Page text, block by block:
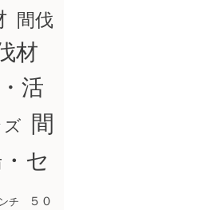
間伐
材
活
ズ
間
セ
チ ５０